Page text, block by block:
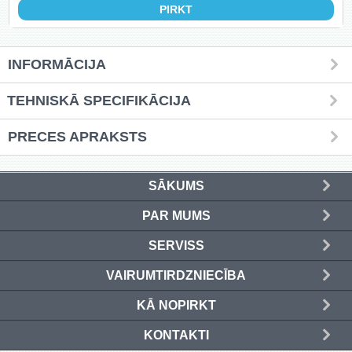
INFORMĀCIJA
TEHNISKĀ SPECIFIKĀCIJA
PRECES APRAKSTS
SĀKUMS
PAR MUMS
SERVISS
VAIRUMTIRDZNIECĪBA
KĀ NOPIRKT
KONTAKTI
(4)
Grīdas nosegpaklāji (3)
Atslēgu skapīši (13)
Ziemassvētku preces (14)